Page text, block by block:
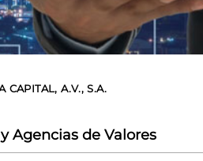
CAPITAL, A.V., S.A.
Agencias de Valores